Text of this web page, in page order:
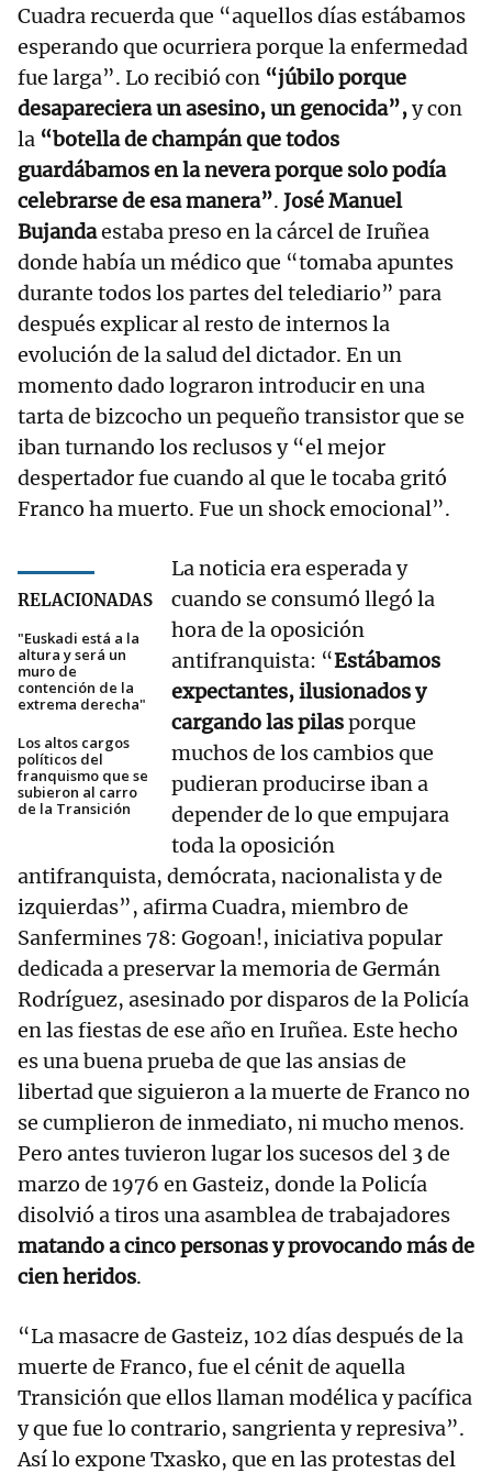
Cuadra recuerda que “aquellos días estábamos
esperando que ocurriera porque la enfermedad
fue larga”. Lo recibió con “júbilo porque
desapareciera un asesino, un genocida”,y con
la “botella de champán que todos
guardábamos en la nevera porque solo podía
celebrarse de esa manera”. José Manuel
Bujandaestaba preso en la cárcel de Iruñea
donde había un médico que “tomaba apuntes
durante todos los partes del telediario” para
después explicar al resto de internos la
evolución de la salud del dictador. En un
momento dado lograron introducir en una
tarta de bizcocho un pequeño transistor que se
iban turnando los reclusos y “el mejor
despertador fue cuando al que le tocaba gritó
Franco ha muerto. Fue un shock emocional”.
RELACIONADAS
"Euskadi está a la
altura y será un
muro de
contención de la
extrema derecha"
Los altos cargos
políticos del
franquismo que se
subieron al carro
de la Transición
La noticia era esperada y
cuando se consumó llegó la
hora de la oposición
antifranquista: “Estábamos
expectantes, ilusionados y
cargando las pilasporque
muchos de los cambios que
pudieran producirse iban a
depender de lo que empujara
toda la oposición
antifranquista, demócrata, nacionalista y de
izquierdas”, afirma Cuadra, miembro de
Sanfermines 78: Gogoan!, iniciativa popular
dedicada a preservar la memoria de Germán
Rodríguez, asesinado por disparos de la Policía
en las fiestas de ese año en Iruñea. Este hecho
es una buena prueba de que las ansias de
libertad que siguieron a la muerte de Franco no
se cumplieron de inmediato, ni mucho menos.
Pero antes tuvieron lugar los sucesos del 3 de
marzo de 1976 en Gasteiz, donde la Policía
disolvió a tiros una asamblea de trabajadores
matando a cinco personas y provocando más de
cien heridos.
“La masacre de Gasteiz, 102 días después de la
muerte de Franco, fue el cénit de aquella
Transición que ellos llaman modélica y pacífica
y que fue lo contrario, sangrienta y represiva”.
Así lo expone Txasko, que en las protestas del